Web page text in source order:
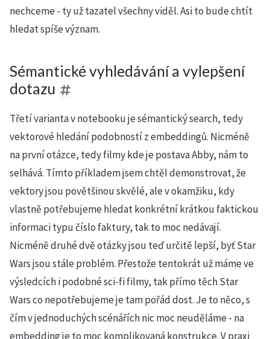
nechceme - ty už tazatel všechny viděl. Asi to bude chtít
hledat spíše význam.
Sémantické vyhledávání a vylepšení
dotazu
Třetí varianta v notebooku je sémantický search, tedy
vektorové hledání podobností z embeddingů. Nicméně
na první otázce, tedy filmy kde je postava Abby, nám to
selhává. Tímto příkladem jsem chtěl demonstrovat, že
vektory jsou povětšinou skvělé, ale v okamžiku, kdy
vlastně potřebujeme hledat konkrétní krátkou faktickou
informaci typu číslo faktury, tak to moc nedávají.
Nicméně druhé dvě otázky jsou teď určitě lepší, byť Star
Wars jsou stále problém. Přestože tentokrát už máme ve
výsledcích i podobné sci-fi filmy, tak přímo těch Star
Wars co nepotřebujeme je tam pořád dost. Je to něco, s
čím v jednoduchých scénářích nic moc neuděláme - na
embedding je to moc komplikovaná konstrukce. V praxi